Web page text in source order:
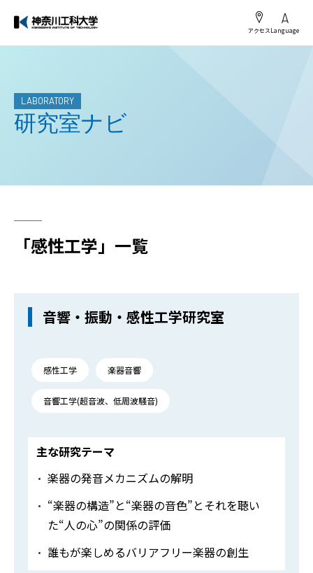
アクセスLanguage
LABORATORY
研究室ナビ
「感性工学」一覧
音響・振動・感性工学研究室
感性工学 楽器音響
音響工学(超音波、低周波騒音)
主な研究テーマ
楽器の発音メカニズムの解明
“楽器の構造”と“楽器の音色”とそれを聴い
た“人の心”の関係の評価
誰もが楽しめるバリアフリー楽器の創生